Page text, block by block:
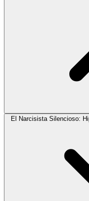
El Narcisista Silencioso: